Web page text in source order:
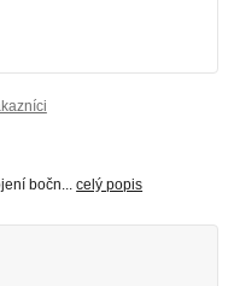
bočn...celý popis